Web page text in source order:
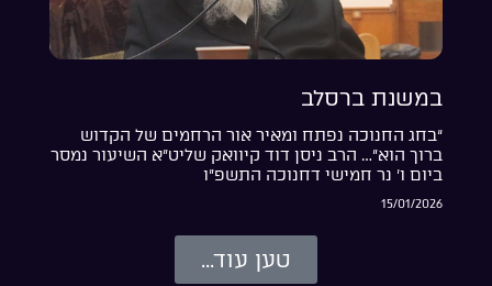
במשנת ברסלב
“בחג החנוכה נפתח ומאיר אור הרחמים של הקדוש
ברוך הוא”… הרב ניסן דוד קיוואק שליט”א השיעור נמסר
ביום ו’ נר חמישי דחנוכה התשפ”ו
15/01/2026
טען עוד...